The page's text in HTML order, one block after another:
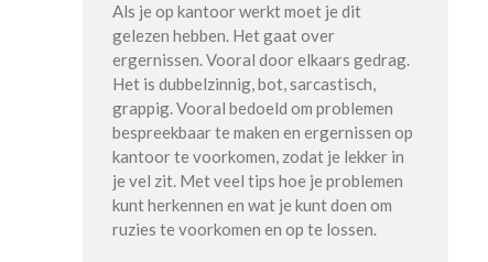
Als je op kantoor werkt moet je dit
gelezen hebben. Het gaat over
ergernissen. Vooral door elkaars gedrag.
Het is dubbelzinnig, bot, sarcastisch,
grappig. Vooral bedoeld om problemen
bespreekbaar te maken en ergernissen op
kantoor te voorkomen, zodat je lekker in
je vel zit. Met veel tips hoe je problemen
kunt herkennen en wat je kunt doen om
ruzies te voorkomen en op te lossen.